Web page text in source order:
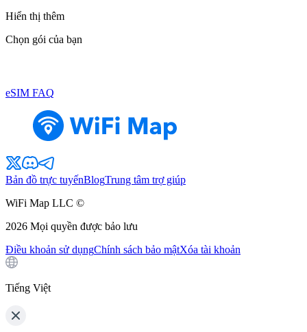
Hiển thị thêm
Chọn gói của bạn
eSIM FAQ
Bản đồ trực tuyếnBlogTrung tâm trợ giúp
WiFi Map LLC ©
2026 Mọi quyền được bảo lưu
Điều khoản sử dụngChính sách bảo mậtXóa tài khoản
Tiếng Việt